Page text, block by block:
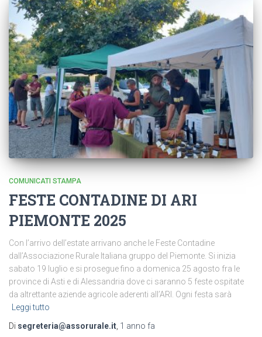
COMUNICATI STAMPA
FESTE CONTADINE DI ARI
PIEMONTE 2025
Con l’arrivo dell’estate arrivano anche le Feste Contadine
dall’Associazione Rurale Italiana gruppo del Piemonte. Si inizia
sabato 19 luglio e si prosegue fino a domenica 25 agosto fra le
province di Asti e di Alessandria dove ci saranno 5 feste ospitate
da altrettante aziende agricole aderenti all’ARI. Ogni festa sarà
Leggi tutto
Di segreteria@assorurale.it 1 anno fa